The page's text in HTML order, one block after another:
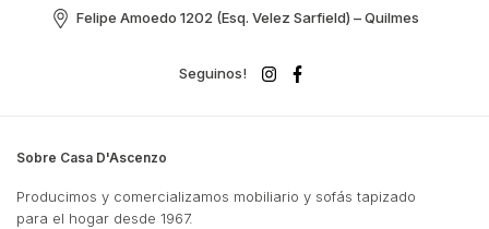
Felipe Amoedo 1202 (Esq. Velez Sarfield) – Quilmes
Seguinos!
Sobre Casa D'Ascenzo
Producimos y comercializamos mobiliario y sofás tapizado
para el hogar desde 1967.